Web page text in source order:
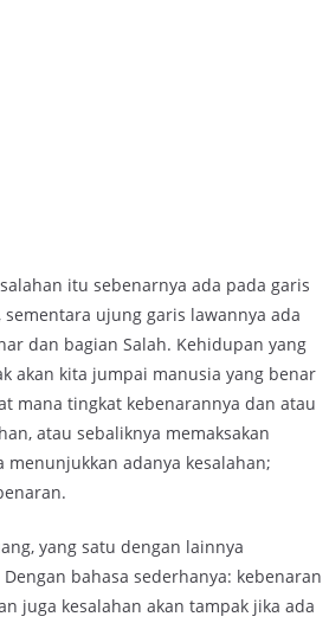
itu sebenarnya ada pada garis
ujung garis lawannya ada
dan bagian Salah. Kehidupan yang
akan kita jumpai manusia yang benar
mana tingkat kebenarannya dan atau
atau sebaliknya memaksakan
adanya kesalahan;
yang satu dengan lainnya
bahasa sederhanya: kebenaran
juga kesalahan akan tampak jika ada